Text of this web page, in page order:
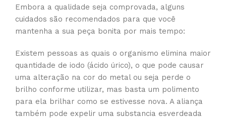
Embora a qualidade seja comprovada, alguns
cuidados são recomendados para que você
mantenha a sua peça bonita por mais tempo:
Existem pessoas as quais o organismo elimina maior
quantidade de iodo (ácido úrico), o que pode causar
uma alteração na cor do metal ou seja perde o
brilho conforme utilizar, mas basta um polimento
para ela brilhar como se estivesse nova. A aliança
também pode expelir uma substancia esverdeada